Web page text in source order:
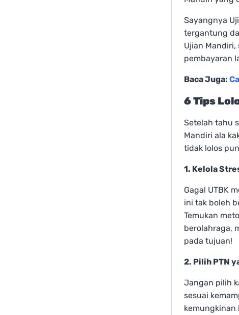
Sayangnya
tergantung
Ujian
pembayaran
Baca Juga:
6 Tips
Setelah tahu
Mandiri ala
tidak lolos
1. Kelola
Gagal UTBK
ini tak boleh
Temukan
berolahraga,
pada tujuan!
2. Pilih PTN
Jangan pilih
sesuai
kemungkinan